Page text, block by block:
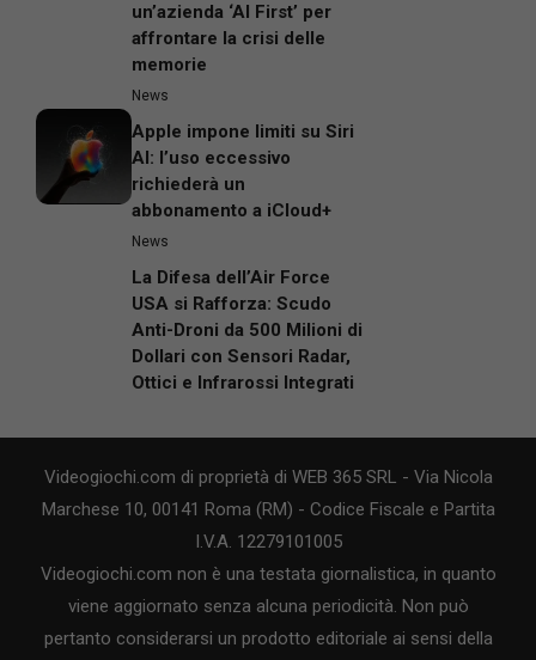
un’azienda ‘AI First’ per
affrontare la crisi delle
memorie
News
Apple impone limiti su Siri
AI: l’uso eccessivo
richiederà un
abbonamento a iCloud+
News
La Difesa dell’Air Force
USA si Rafforza: Scudo
Anti-Droni da 500 Milioni di
Dollari con Sensori Radar,
Ottici e Infrarossi Integrati
Videogiochi.com di proprietà di WEB 365 SRL - Via Nicola
Marchese 10, 00141 Roma (RM) - Codice Fiscale e Partita
I.V.A. 12279101005
Videogiochi.com non è una testata giornalistica, in quanto
viene aggiornato senza alcuna periodicità. Non può
pertanto considerarsi un prodotto editoriale ai sensi della